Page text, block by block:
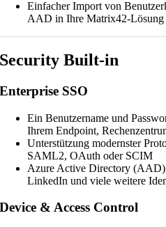
Einfacher Import von
AAD in Ihre Matrix42-Lösung
Security Built-in
Enterprise SSO
Ein Benutzername und
Ihrem Endpoint,
Unterstützung modernster
SAML2, OAuth oder SCIM
Azure Active Directory
LinkedIn und viele weitere
Device & Access Control